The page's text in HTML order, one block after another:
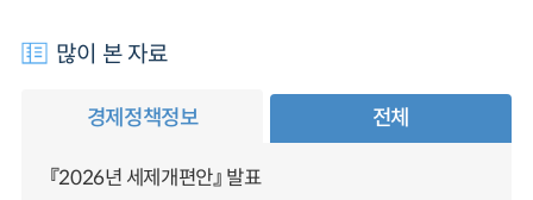
많이 본 자료
경제정책정보 전체
『2026년 세제개편안』 발표